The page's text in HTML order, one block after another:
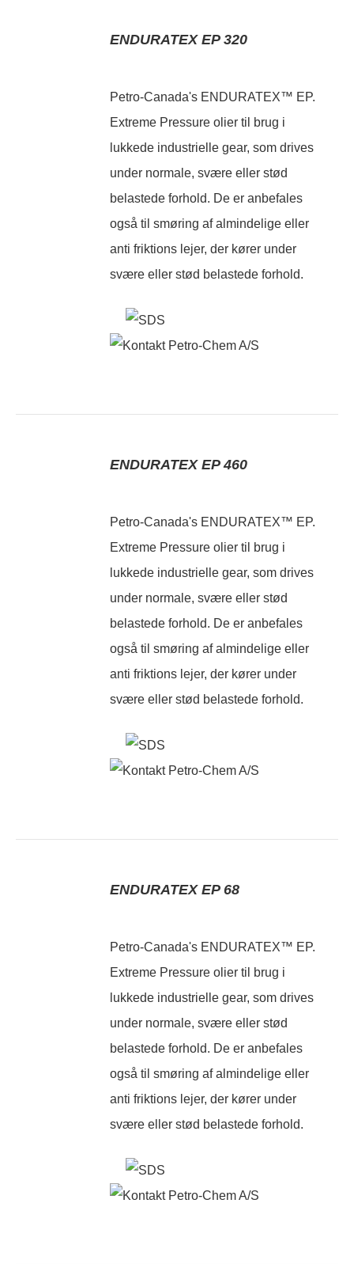
ENDURATEX EP 320
Petro-Canada's ENDURATEX™ EP.
Extreme Pressure olier til brug i
lukkede industrielle gear, som drives
under normale, svære eller stød
belastede forhold. De er anbefales
også til smøring af almindelige eller
anti friktions lejer, der kører under
svære eller stød belastede forhold.
ENDURATEX EP 460
Petro-Canada's ENDURATEX™ EP.
Extreme Pressure olier til brug i
lukkede industrielle gear, som drives
under normale, svære eller stød
belastede forhold. De er anbefales
også til smøring af almindelige eller
anti friktions lejer, der kører under
svære eller stød belastede forhold.
ENDURATEX EP 68
Petro-Canada's ENDURATEX™ EP.
Extreme Pressure olier til brug i
lukkede industrielle gear, som drives
under normale, svære eller stød
belastede forhold. De er anbefales
også til smøring af almindelige eller
anti friktions lejer, der kører under
svære eller stød belastede forhold.